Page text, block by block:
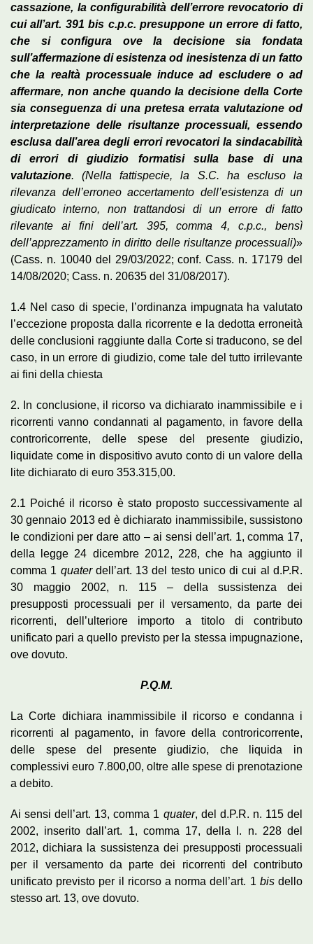
cassazione, la configurabilità dell’errore revocatorio di
cui all’art. 391 bis c.p.c.presuppone un errore di fatto,
che si configura ove la decisione sia fondata
sull’affermazione di esistenza od inesistenza di un fatto
che la realtà processuale induce ad escludere o ad
affermare, non anche quando la decisione della Corte
sia conseguenza di una pretesa errata valutazione od
interpretazione delle risultanze processuali, essendo
esclusa dall’area degli errori revocatori la sindacabilità
di errori di giudizio formatisi sulla base di una
valutazione. (Nella fattispecie, la S.C. ha escluso la
rilevanza dell’erroneo accertamento dell’esistenza di un
giudicato interno, non trattandosi di un errore di fatto
rilevante ai fini dell’art. 395, comma 4, c.p.c., bensì
dell’apprezzamento in diritto delle risultanze processuali)»
(Cass. n. 10040 del 29/03/2022; conf. Cass. n. 17179 del
14/08/2020; Cass. n. 20635 del 31/08/2017).
1.4 Nel caso di specie, l’ordinanza impugnata ha valutato
l’eccezione proposta dalla ricorrente e la dedotta erroneità
delle conclusioni raggiunte dalla Corte si traducono, se del
caso, in un errore di giudizio, come tale del tutto irrilevante
ai fini della chiesta
2. In conclusione, il ricorso va dichiarato inammissibile e i
ricorrenti vanno condannati al pagamento, in favore della
controricorrente, delle spese del presente giudizio,
liquidate come in dispositivo avuto conto di un valore della
lite dichiarato di euro 353.315,00.
2.1 Poiché il ricorso è stato proposto successivamente al
30 gennaio 2013 ed è dichiarato inammissibile, sussistono
le condizioni per dare atto – ai sensi dell’art. 1, comma 17,
della legge 24 dicembre 2012, 228, che ha aggiunto il
comma 1 quater dell’art. 13 del testo unico di cui al d.P.R.
30 maggio 2002, n. 115 – della sussistenza dei
presupposti processuali per il versamento, da parte dei
ricorrenti, dell’ulteriore importo a titolo di contributo
unificato pari a quello previsto per la stessa impugnazione,
ove dovuto.
P.Q.M.
La Corte dichiara inammissibile il ricorso e condanna i
ricorrenti al pagamento, in favore della controricorrente,
delle spese del presente giudizio, che liquida in
complessivi euro 7.800,00, oltre alle spese di prenotazione
a debito.
Ai sensi dell’art. 13, comma 1 quater, del d.P.R. n. 115 del
2002, inserito dall’art. 1, comma 17, della l. n. 228 del
2012, dichiara la sussistenza dei presupposti processuali
per il versamento da parte dei ricorrenti del contributo
unificato previsto per il ricorso a norma dell’art. 1 bisdello
stesso art. 13, ove dovuto.